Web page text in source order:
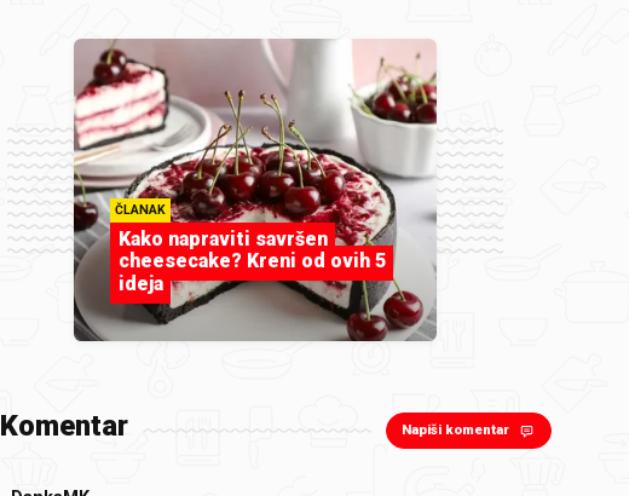
ČLANAK
Kako napraviti savršen
cheesecake? Kreni od ovih 5
ideja
Komentar Napiši komentar